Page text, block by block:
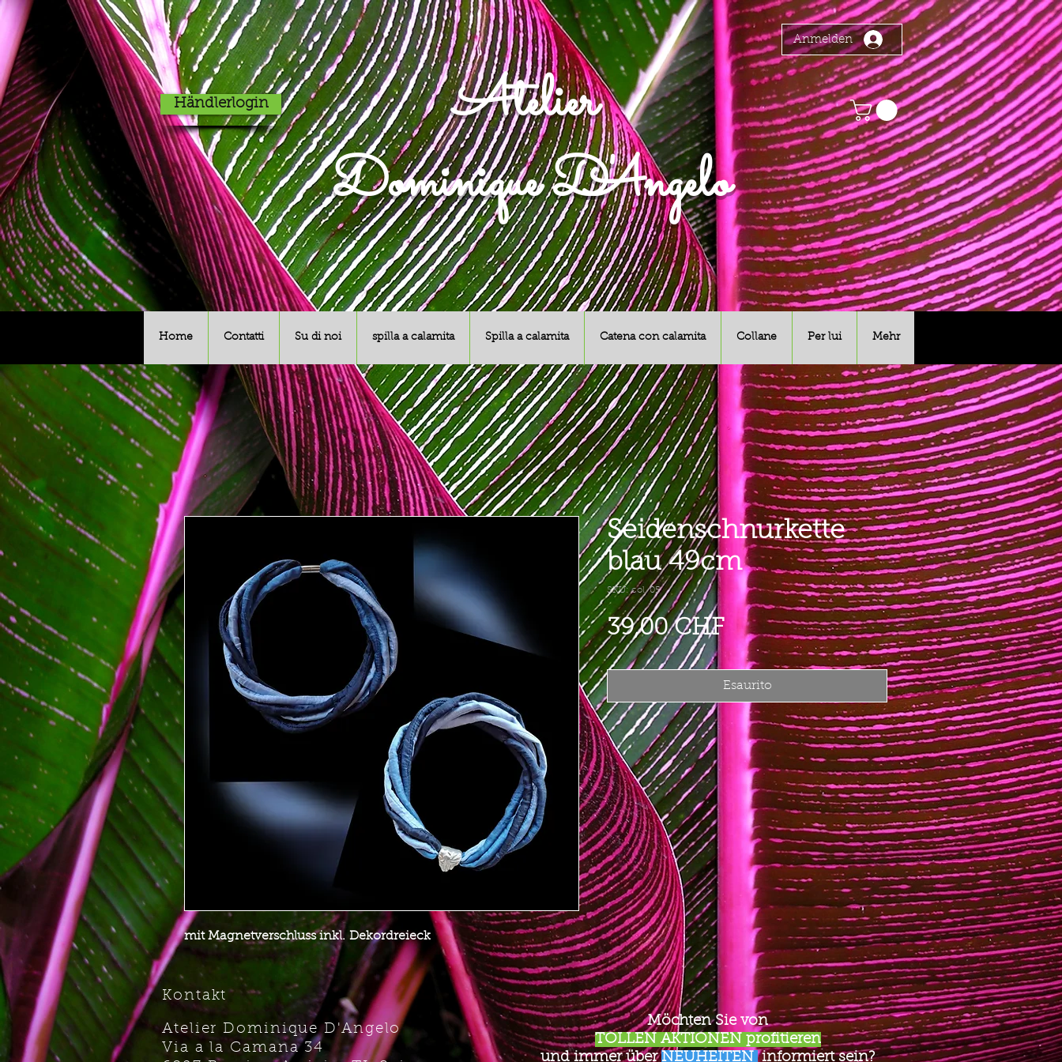
Anmelden
Atelier
Dominique D'Angelo
Händlerlogin
Home Contatti Su di noi spilla a calamita Spilla a calamita Catena con calamita Collane Per lui Mehr
mit Magnetverschluss inkl. Dekordreieck
Seidenschnurkette
blau 49cm
SKU: col. 05
39,00 CHFPrezzo
Esaurito
Kontakt
Atelier Dominique D'Angelo
Via a la Camana 34
Möchten Sie von
TOLLEN AKTIONEN profitieren
und immer überNEUHEITEN informiert sein?